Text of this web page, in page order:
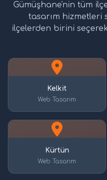
Gümüşhane'nin tüm
tasarım hizmetleri
ilçelerden birini
Kelkit
Web Tasarım
Kürtün
Web Tasarım